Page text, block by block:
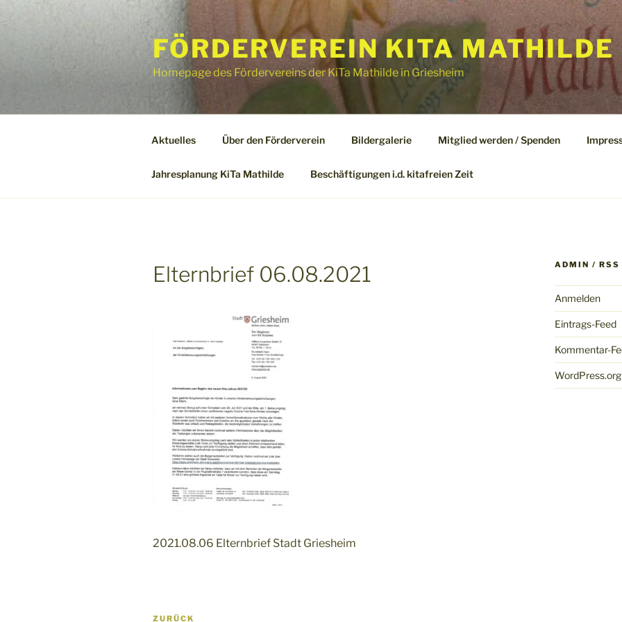
Inhalt
FÖRDERVEREIN KITA MATHILDE
Homepage des Fördervereins der KiTa Mathilde in Griesheim
Aktuelles Über den Förderverein Bildergalerie Mitglied werden / Spenden
Jahresplanung KiTa Mathilde Beschäftigungen i.d. kitafreien Zeit
Elternbrief 06.08.2021
2021.08.06 Elternbrief Stadt Griesheim
Beitragsnavigation
ZURÜCK
ADMIN / RSS
Anmelden
Eintrags-Feed
Kommentar-
WordPress.org